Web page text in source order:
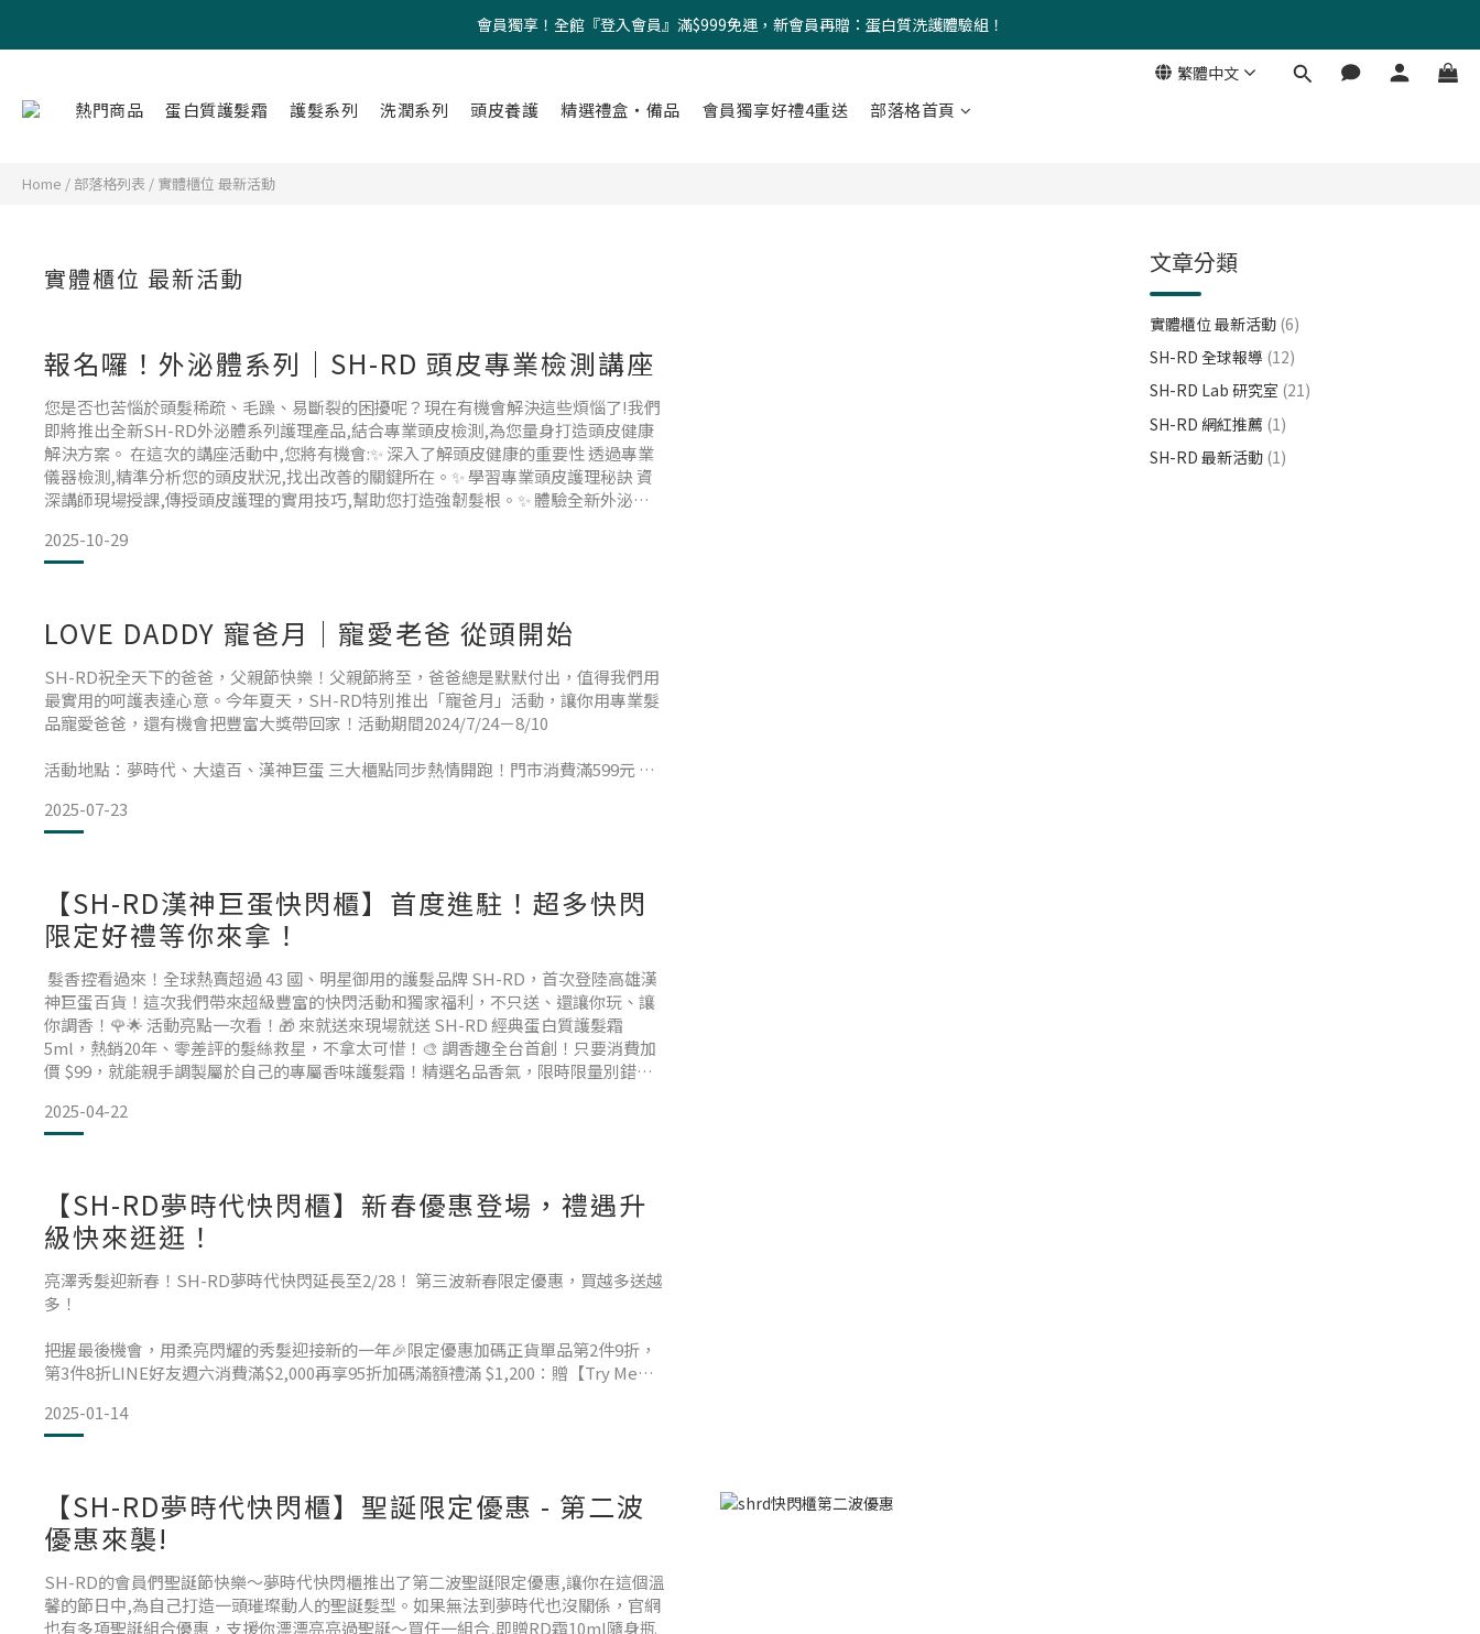
會員獨享！全館『登入會員』滿$999免運，新會員再贈：蛋白質洗護體驗組！
繁體中文
熱門商品 蛋白質護髮霜 護髮系列 洗潤系列 頭皮養護 精選禮盒・備品 會員獨享好禮4重送 部落格首頁
Home / 部落格列表 / 實體櫃位 最新活動
實體櫃位 最新活動
報名囉！外泌體系列｜SH-RD 頭皮專業檢測講座
您是否也苦惱於頭髮稀疏、毛躁、易斷裂的困擾呢？現在有機會解決這些煩惱了!我們
即將推出全新SH-RD外泌體系列護理產品,結合專業頭皮檢測,為您量身打造頭皮健康
解決方案。 在這次的講座活動中,您將有機會:✨ 深入了解頭皮健康的重要性 透過專業
儀器檢測,精準分析您的頭皮狀況,找出改善的關鍵所在。✨ 學習專業頭皮護理秘訣 資
深講師現場授課,傳授頭皮護理的實用技巧,幫助您打造強韌髮根。✨ 體驗全新外泌體
緻下午茶饗宴 在品嚐美
2025-10-29
LOVE DADDY 寵爸月｜寵愛老爸 從頭開始
SH-RD祝全天下的爸爸，父親節快樂！父親節將至，爸爸總是默默付出，值得我們用
最實用的呵護表達心意。今年夏天，SH-RD特別推出「寵爸月」活動，讓你用專業髮
品寵愛爸爸，還有機會把豐富大獎帶回家！活動期間2024/7/24－8/10
活動地點：夢時代、大遠百、漢神巨蛋 三大櫃點同步熱情開跑！門市消費滿599元 抽
元，加入Line好友即可參加現場抽獎一次。最大獎「健髮豐盈精華50ml」等多項好禮
等你帶回家，讓爸爸頭皮健康
2025-07-23
【SH-RD漢神巨蛋快閃櫃】首度進駐！超多快閃
限定好禮等你來拿！
髮香控看過來！全球熱賣超過 43 國、明星御用的護髮品牌 SH-RD，首次登陸高雄漢
神巨蛋百貨！這次我們帶來超級豐富的快閃活動和獨家福利，不只送、還讓你玩、讓
你調香！🌹🌟 活動亮點一次看！🎁 來就送來現場就送 SH-RD 經典蛋白質護髮霜
5ml，熱銷20年、零差評的髮絲救星，不拿太可惜！🎨 調香趣全台首創！只要消費加
價 $99，就能親手調製屬於自己的專屬香味護髮霜！精選名品香氣，限時限量別錯
額贈滿 $2,80
2025-04-22
【SH-RD夢時代快閃櫃】新春優惠登場，禮遇升
級快來逛逛！
亮澤秀髮迎新春！SH-RD夢時代快閃延長至2/28！ 第三波新春限定優惠，買越多送越
多！
把握最後機會，用柔亮閃耀的秀髮迎接新的一年🎉限定優惠加碼正貨單品第2件9折，
第3件8折LINE好友週六消費滿$2,000再享95折加碼滿額禮滿 $1,200：贈【Try Me
$4,200：贈【撞色不銹鋼保溫瓶】滿 $12,000：贈【品牌行李箱】單筆消費累贈超優
惠，數量有限，送完為止🛍️ 更多必買優惠組合，只
2025-01-14
【SH-RD夢時代快閃櫃】聖誕限定優惠 - 第二波
優惠來襲!
SH-RD的會員們聖誕節快樂～夢時代快閃櫃推出了第二波聖誕限定優惠,讓你在這個溫
馨的節日中,為自己打造一頭璀璨動人的聖誕髮型。如果無法到夢時代也沒關係，官網
也有多項聖誕組合優惠，支援你漂漂亮亮過聖誕～買任一組合,即贈RD霜10ml隨身瓶
文章分類
實體櫃位 最新活動 (6)
SH-RD 全球報導 (12)
SH-RD Lab 研究室 (21)
SH-RD 網紅推薦 (1)
SH-RD 最新活動 (1)